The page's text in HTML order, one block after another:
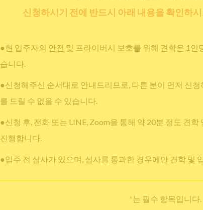
신청하시기 전에 반드시 아래 내용을 확인하
●현 입주자의 안전 및 프라이버시 보호를 위해 견학은 1인
습니다.
●신청해주신 순서대로 안내드리므로, 다른 분이 먼저 신
를 드릴 수 없을 수 있습니다.
●신청 후, 전화 또는 LINE, Zoom을 통해 약 20분 정도 견
진행합니다.
●입주 전 심사가 있으며, 심사를 통과한 경우에만 견학 및
*는 필수 항목입니다.